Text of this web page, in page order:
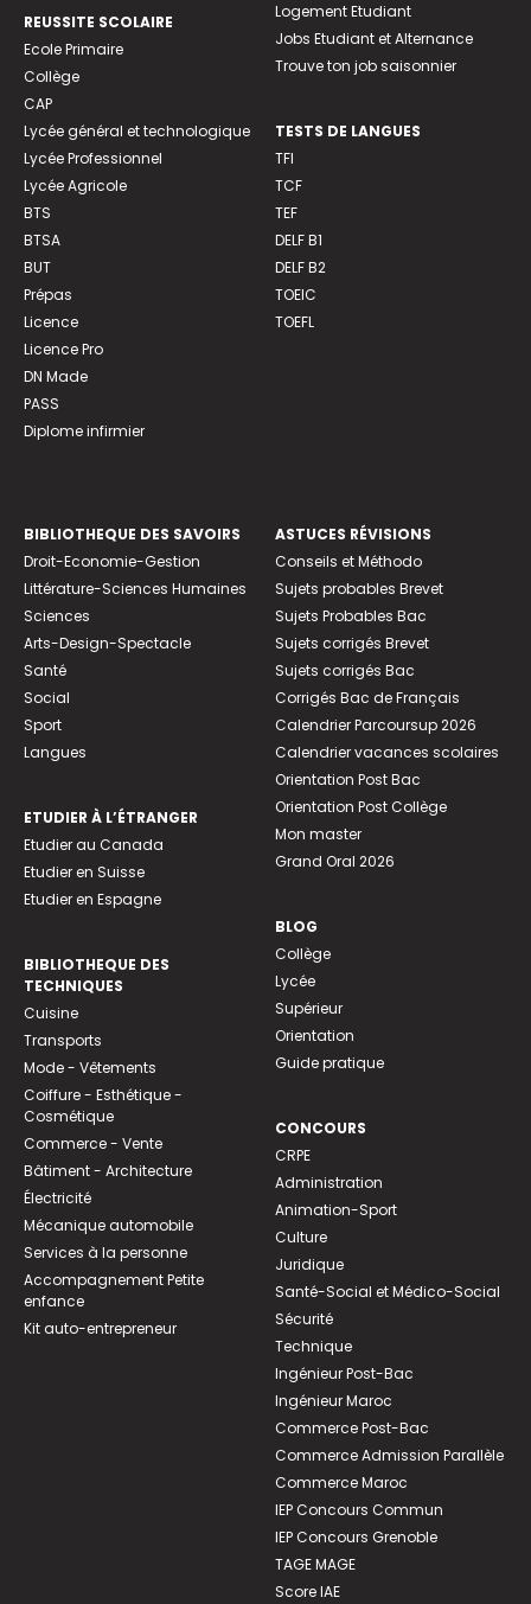
REUSSITE SCOLAIRE
Ecole Primaire
Collège
CAP
Lycée général et technologique
Lycée Professionnel
Lycée Agricole
BTS
BTSA
BUT
Prépas
Licence
Licence Pro
DN Made
PASS
Diplome infirmier
Logement Etudiant
Jobs Etudiant et Alternance
Trouve ton job saisonnier
TESTS DE LANGUES
TFI
TCF
TEF
DELF B1
DELF B2
TOEIC
TOEFL
BIBLIOTHEQUE DES SAVOIRS
Droit-Economie-Gestion
Littérature-Sciences Humaines
Sciences
Arts-Design-Spectacle
Santé
Social
Sport
Langues
ETUDIER À L’ÉTRANGER
Etudier au Canada
Etudier en Suisse
Etudier en Espagne
BIBLIOTHEQUE DES
TECHNIQUES
Cuisine
Transports
Mode - Vêtements
Coiffure - Esthétique -
Cosmétique
Commerce - Vente
Bâtiment - Architecture
Électricité
Mécanique automobile
Services à la personne
Accompagnement Petite
enfance
Kit auto-entrepreneur
ASTUCES RÉVISIONS
Conseils et Méthodo
Sujets probables Brevet
Sujets Probables Bac
Sujets corrigés Brevet
Sujets corrigés Bac
Corrigés Bac de Français
Calendrier Parcoursup 2026
Calendrier vacances scolaires
Orientation Post Bac
Orientation Post Collège
Mon master
Grand Oral 2026
BLOG
Collège
Lycée
Supérieur
Orientation
Guide pratique
CONCOURS
CRPE
Administration
Animation-Sport
Culture
Juridique
Santé-Social et Médico-Social
Sécurité
Technique
Ingénieur Post-Bac
Ingénieur Maroc
Commerce Post-Bac
Commerce Admission Parallèle
Commerce Maroc
IEP Concours Commun
IEP Concours Grenoble
TAGE MAGE
Score IAE